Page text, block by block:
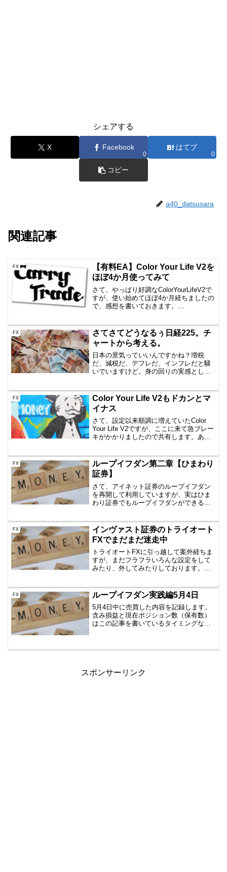
シェアする
X Facebook
0
はてブ
0
コピー
a40_datsusara
関連記事
FX
【有料EA】Color Your Life V2を
ほぼ4か月使ってみて
さて、やっぱり好調なColorYourLifeV2で
すが、使い始めてほぼ4か月経ちましたの
で、感想を書いておきます。
損小を目指すEAです。複利機能も持...
FX
さてさてどうなるぅ日経225。チ
ャートから考える。
日本の景気っていいんですかね？増税
だ、減税だ、デフレだ、インフレだと騒
いでいますけど。身の回りの実感として
ゃ。でも日経225は高値から落ちてこない
んですよ。この前いったん...
FX
Color Your Life V2もドカンとマ
イナス
さて、設定以来順調に増えていたColor
Your Life V2ですが、ここに来て急ブレー
キがかかりましたので共有します。あ
100%増になったとかきました。⇒Co...
FX
ループイフダン第二章【ひまわり
証券】
さて、アイネット証券のループイフダン
を再開して利用していますが、実はひま
わり証券でもループイフダンができるん
せんので、ひまわり証券でも口座開設し
ましたので、共有します。...
FX
インヴァスト証券のトライオート
FXでまだまだ迷走中
トライオートFXに引っ越して案外経ちま
すが、まだフラフラいろんな設定をして
みたり、外してみたりしております。そ
イフダンの失敗を肝に銘じて、ゆったり
めに仕掛けてました。U...
FX ループイフダン実践編5月4日
5月4日中に売買した内容を記録します。
含み損益と現在ポジション数（保有数）
はこの記事を書いているタイミングなの
すので、公開です。AUD/JPY B40
スポンサーリンク